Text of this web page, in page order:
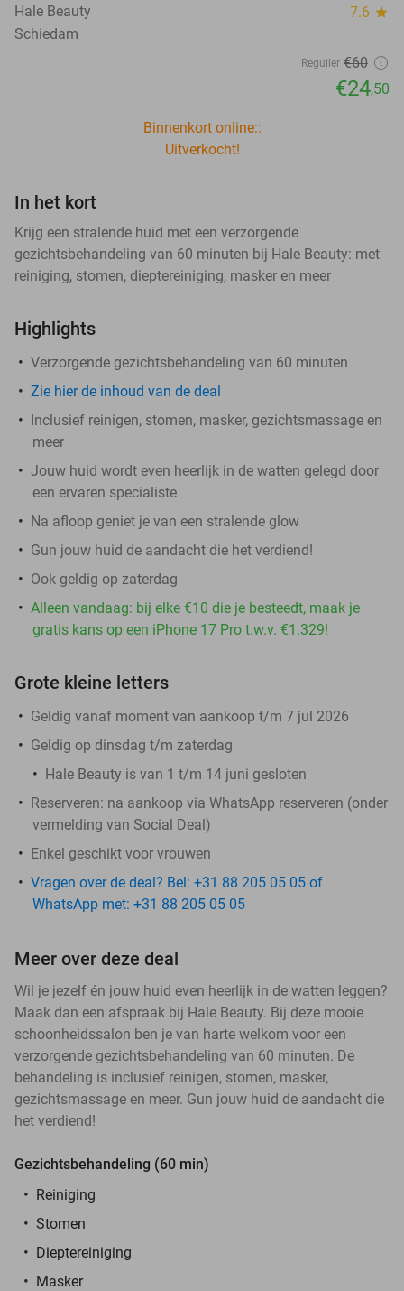
Hale Beauty 7.6 star
Schiedam
Regulier €60
€24,50
Binnenkort online::
Uitverkocht!
In het kort
Krijg een stralende huid met een verzorgende
gezichtsbehandeling van 60 minuten bij Hale Beauty: met
reiniging, stomen, dieptereiniging, masker en meer
Highlights
Verzorgende gezichtsbehandeling van 60 minuten
Zie hier de inhoud van de deal
Inclusief reinigen, stomen, masker, gezichtsmassage en
meer
Jouw huid wordt even heerlijk in de watten gelegd door
een ervaren specialiste
Na afloop geniet je van een stralende glow
Gun jouw huid de aandacht die het verdiend!
Ook geldig op zaterdag
Alleen vandaag: bij elke €10 die je besteedt, maak je
gratis kans op een iPhone 17 Pro t.w.v. €1.329!
Grote kleine letters
Geldig vanaf moment van aankoop t/m 7 jul 2026
Geldig op dinsdag t/m zaterdag
Hale Beauty is van 1 t/m 14 juni gesloten
Reserveren: na aankoop via WhatsApp reserveren (onder
vermelding van Social Deal)
Enkel geschikt voor vrouwen
Vragen over de deal? Bel: +31 88 205 05 05 of
WhatsApp met: +31 88 205 05 05
Meer over deze deal
Wil je jezelf én jouw huid even heerlijk in de watten leggen?
Maak dan een afspraak bij Hale Beauty. Bij deze mooie
schoonheidssalon ben je van harte welkom voor een
verzorgende gezichtsbehandeling van 60 minuten. De
behandeling is inclusief reinigen, stomen, masker,
gezichtsmassage en meer. Gun jouw huid de aandacht die
het verdiend!
Gezichtsbehandeling (60 min)
Reiniging
Stomen
Dieptereiniging
Masker